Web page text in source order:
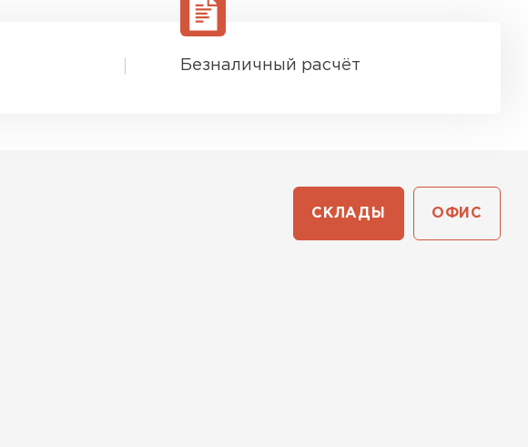
Безналичный расчёт
СКЛАДЫ ОФИС